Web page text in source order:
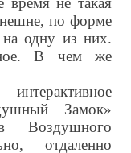
по форме
одну из них.
В чем же
Замок»
Воздушного
отдаленно